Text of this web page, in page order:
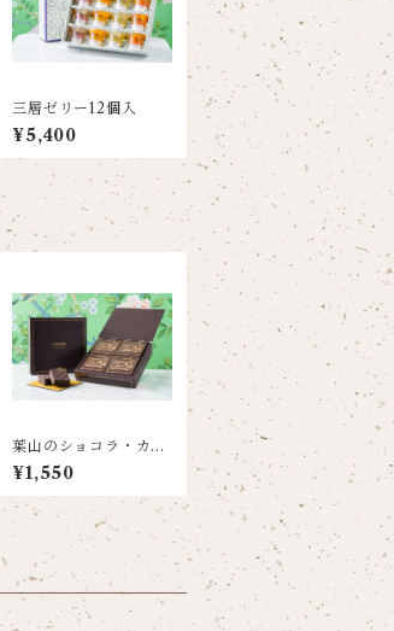
三層ゼリー12個入
¥5,400
葉山のショコラ・カロ
4個入
¥1,550